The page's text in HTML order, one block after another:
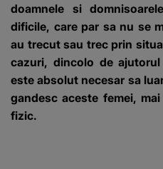
doamnele si
dificile, care par sa nu se
au trecut sau trec prin
cazuri, dincolo de
este absolut necesar sa
gandesc aceste femei,
fizic.